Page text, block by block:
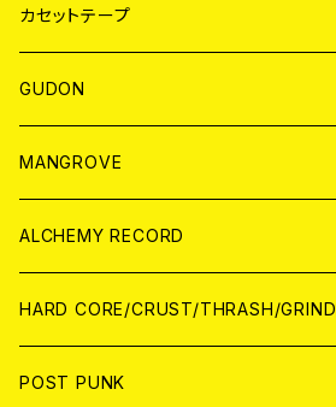
BADGE
JAPAN
WORLD
カセットテープ
JAPAN
WORLD
GUDON
アパレル
PATCH
アナログ
DIGITAL CONTENTS
MANGROVE
ALCHEMY RECORD
CD
ANALOG
HARD CORE/CRUST/THRASH/GRIND
JAPAN
POST PUNK